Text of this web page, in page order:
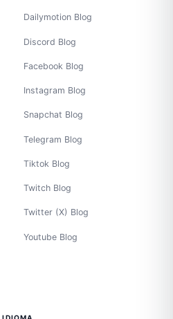
Dailymotion Blog
Discord Blog
Facebook Blog
Instagram Blog
Snapchat Blog
Telegram Blog
Tiktok Blog
Twitch Blog
Twitter (X) Blog
Youtube Blog